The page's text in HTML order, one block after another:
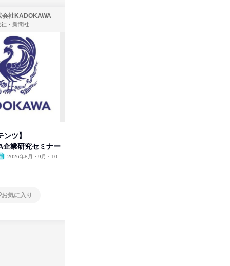
会社KADOKAWA
・新聞社
ンツ】
企業研究セミナー
2026年8月・9月・10
お気に入り